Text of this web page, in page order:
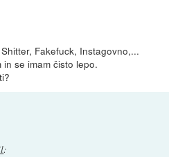
Fakefuck, Instagovno,...
se imam čisto lepo.
: